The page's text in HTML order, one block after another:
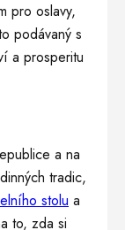
pro oslavy,
podávaný s
a prosperitu
a na
tradic,
stolu a
to, zda si